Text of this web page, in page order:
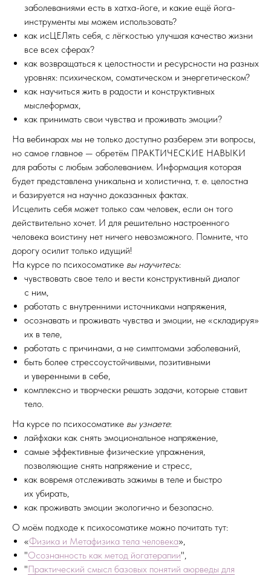
заболеваниями есть в хатха-йоге, и какие ещё йога-
инструменты мы можем использовать?
как исЦЕЛять себя, с лёгкостью улучшая качество жизни
все всех сферах?
как возвращаться к целостности и ресурсности на разных
уровнях: психическом, соматическом и энергетическом?
как научиться жить в радости и конструктивных
мыслеформах,
как принимать свои чувства и проживать эмоции?
На вебинарах мы не только доступно разберем эти вопросы,
но самое главное — обретём ПРАКТИЧЕСКИЕ НАВЫКИ
для работы с любым заболеванием. Информация которая
будет представлена уникальна и холистична, т. е. целостна
и базируется на научно доказанных фактах.
Исцелить себя может только сам человек, если он того
действительно хочет. И для решительно настроенного
человека воистину нет ничего невозможного. Помните, что
дорогу осилит только идущий!
На курсе по психосоматике вы научитесь:
чувствовать свое тело и вести конструктивный диалог
с ним,
работать с внутренними источниками напряжения,
осознавать и проживать чувства и эмоции, не «складируя»
их в теле,
работать с причинами, а не симптомами заболеваний,
быть более стрессоустойчивыми, позитивными
и уверенными в себе,
комплексно и творчески решать задачи, которые ставит
тело.
На курсе по психосоматике вы узнаете:
лайфхаки как снять эмоциональное напряжение,
самые эффективные физические упражнения,
позволяющие снять напряжение и стресс,
как вовремя отслеживать зажимы в теле и быстро
их убирать,
как проживать эмоции экологично и безопасно.
О моём подходе к психосоматике можно почитать тут:
«Физика и Метафизика тела человека»,
"Осознанность как метод йогатерапии",
"Практический смысл базовых понятий аюрведы для